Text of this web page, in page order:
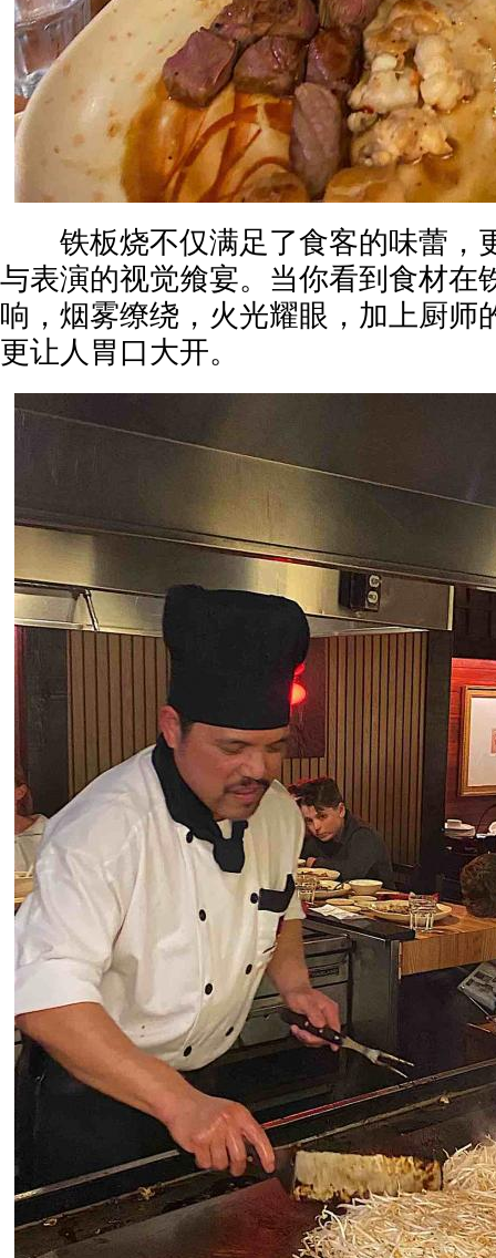
铁板烧不仅满足了食客的味蕾，
与表演的视觉飨宴。当你看到食材在
响，烟雾缭绕，火光耀眼，加上厨师
更让人胃口大开。